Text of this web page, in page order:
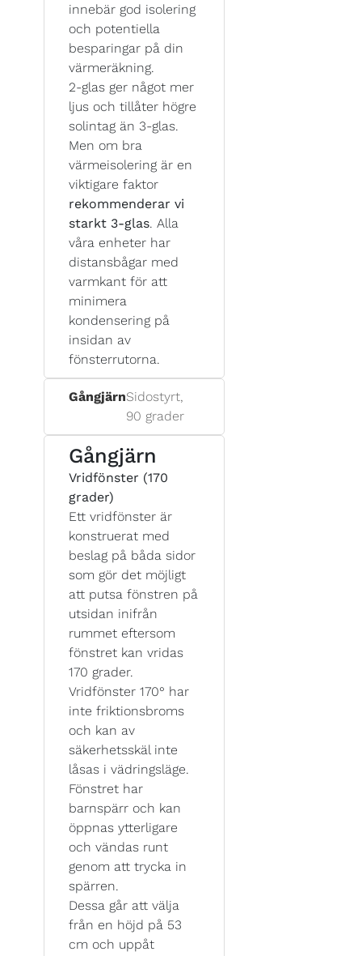
innebär god isolering
och potentiella
besparingar på din
värmeräkning.
2-glas ger något mer
ljus och tillåter högre
solintag än 3-glas.
Men om bra
värmeisolering är en
viktigare faktor
rekommenderar vi
starkt 3-glas. Alla
våra enheter har
distansbågar med
varmkant för att
minimera
kondensering på
insidan av
fönsterrutorna.
GångjärnSidostyrt,
90 grader
Gångjärn
Vridfönster (170
grader)
Ett vridfönster är
konstruerat med
beslag på båda sidor
som gör det möjligt
att putsa fönstren på
utsidan inifrån
rummet eftersom
fönstret kan vridas
170 grader.
Vridfönster 170° har
inte friktionsbroms
och kan av
säkerhetsskäl inte
låsas i vädringsläge.
Fönstret har
barnspärr och kan
öppnas ytterligare
och vändas runt
genom att trycka in
spärren.
Dessa går att välja
från en höjd på 53
cm och uppåt